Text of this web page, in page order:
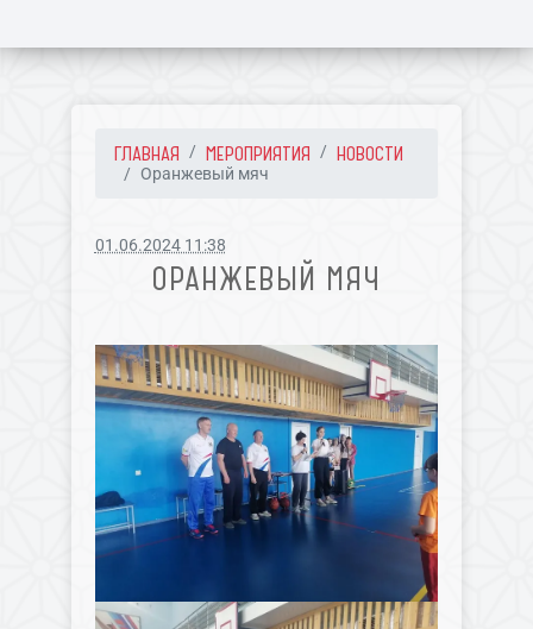
ГЛАВНАЯ МЕРОПРИЯТИЯ НОВОСТИ
Оранжевый мяч
01.06.2024 11:38
ОРАНЖЕВЫЙ МЯЧ